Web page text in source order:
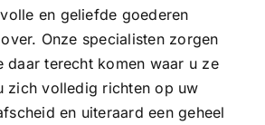
en geliefde goederen
Onze specialisten zorgen
daar terecht komen waar u ze
zich volledig richten op uw
en uiteraard een geheel